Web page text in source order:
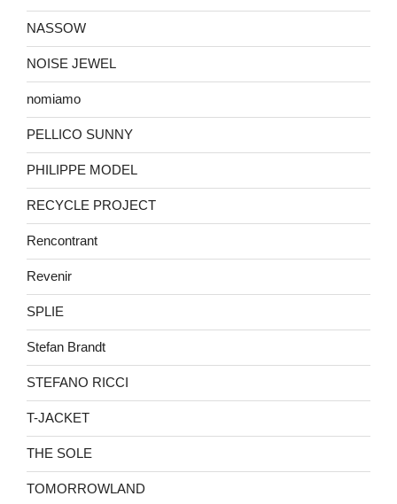
NASSOW
NOISE JEWEL
nomiamo
PELLICO SUNNY
PHILIPPE MODEL
RECYCLE PROJECT
Rencontrant
Revenir
SPLIE
Stefan Brandt
STEFANO RICCI
T-JACKET
THE SOLE
TOMORROWLAND